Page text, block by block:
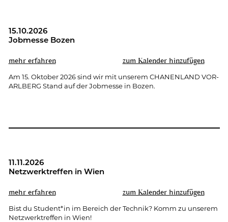
15.10.2026
Job­mes­se Bozen
mehr er­fah­ren zum Ka­len­der hin­zu­fü­gen
Am 15. Ok­to­ber 2026 sind wir mit un­se­rem CHA­NEN­LAND VOR­
ARL­BERG Stand auf der Job­mes­se in Bozen.
11.11.2026
Netz­werk­tref­fen in Wien
mehr er­fah­ren zum Ka­len­der hin­zu­fü­gen
Bist du Stu­dent*in im Be­reich der Tech­nik? Komm zu un­se­rem
Netz­werk­tref­fen in Wien!